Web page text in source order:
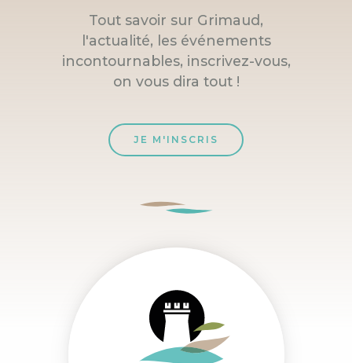
Tout savoir sur Grimaud,
l'actualité, les événements
incontournables, inscrivez-vous,
on vous dira tout !
JE M'INSCRIS